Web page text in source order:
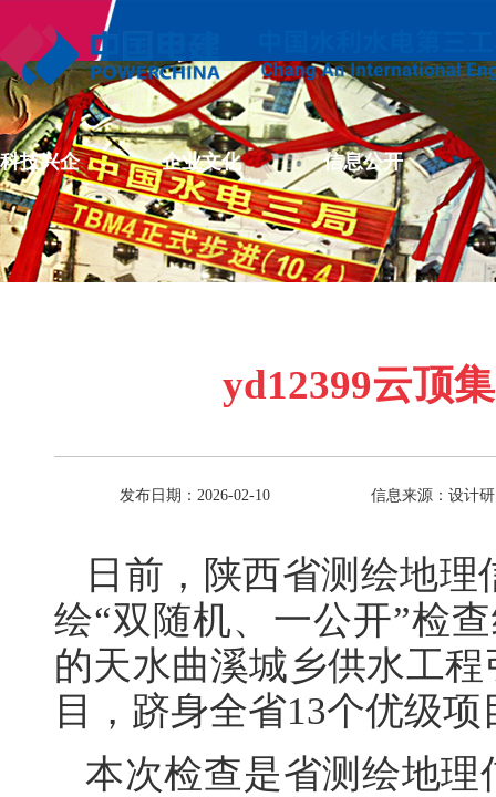
科技兴企 企业文化 信息公开
yd12399云顶
发布日期：2026-02-10 信息来源：设计
日前，陕西省测绘地
绘“双随机、一公开”检
的天水曲溪城乡供水工
目，跻身全省13个优级项
本次检查是省测绘地理